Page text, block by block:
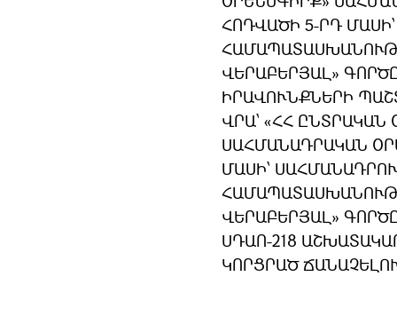
ՀՈԴՎԱԾԻ 5-ՐԴ
ՎԵՐԱԲԵՐՅԱԼ»
ԻՐԱՎՈՒՆՔՆԵՐԻ
ՎՐԱ՝ «ՀՀ ԸՆՏՐԱԿԱՆ
ՍԱՀՄԱՆԱԴՐԱԿԱՆ
ՄԱՍԻ՝
ՎԵՐԱԲԵՐՅԱԼ»
ՍԴԱՈ-218
ԿՈՐՑՐԱԾ